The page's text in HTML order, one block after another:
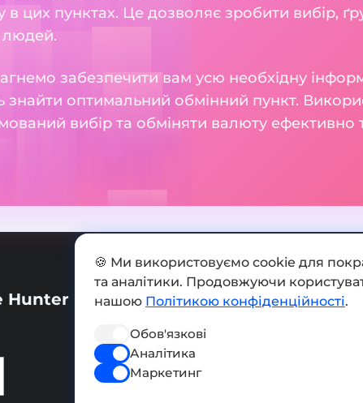
в цих пунктах. Це дозволяє зробити вибір,
людей.
забезпечити вам усю необхідну
знайти оптимальний обмінний пункт.
вибір та обміняти валюту ефективно
Hunter
🍪 Ми використовуємо cookie для
та аналітики. Продовжуючи
нашою Політикою конфіденційності.
Обов'язкові
Аналітика
Маркетинг